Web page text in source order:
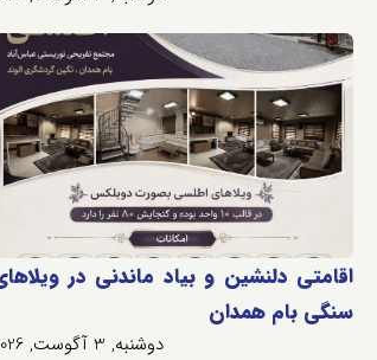
اقامتی دلنشین و بیاد ماندنی در
سنگی بام همدان
دوشنبه, 3 آگوست, 2026